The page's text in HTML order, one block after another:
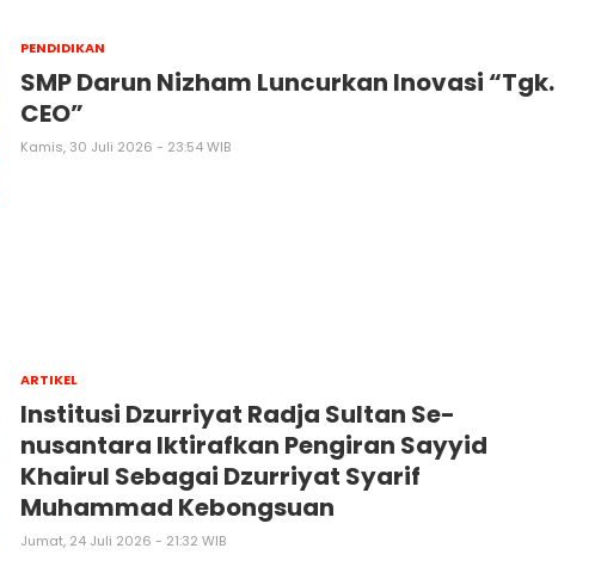
PENDIDIKAN
SMP Darun Nizham Luncurkan Inovasi “Tgk.
CEO”
Kamis, 30 Juli 2026 - 23:54 WIB
ARTIKEL
Institusi Dzurriyat Radja Sultan Se-
nusantara Iktirafkan Pengiran Sayyid
Khairul Sebagai Dzurriyat Syarif
Muhammad Kebongsuan
Jumat, 24 Juli 2026 - 21:32 WIB